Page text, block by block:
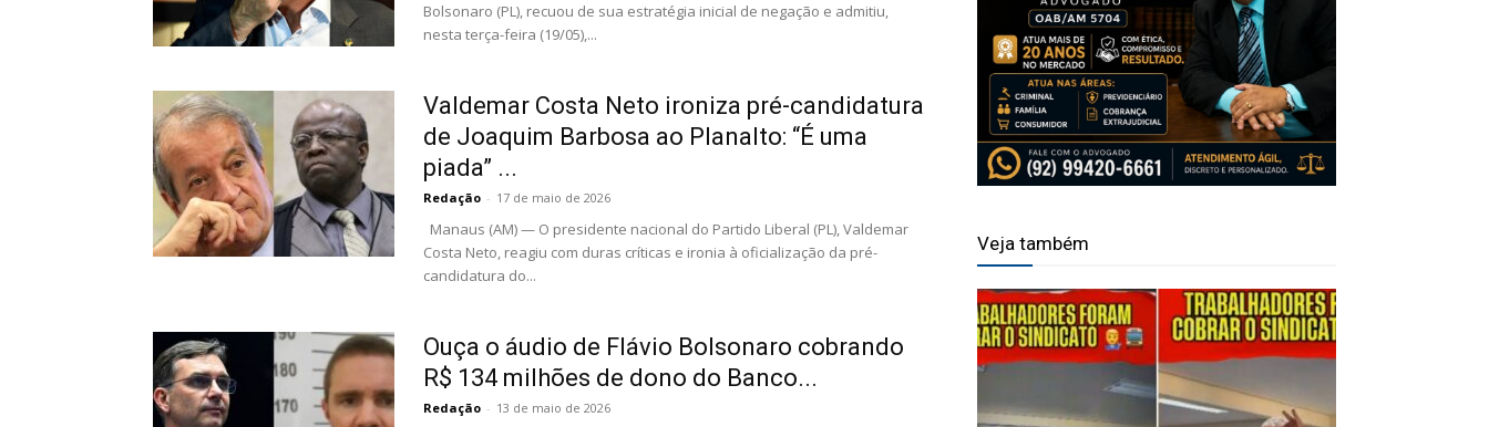
Bolsonaro (PL), recuou de sua estratégia inicial de negação e admitiu,
nesta terça-feira (19/05),...
Valdemar Costa Neto ironiza pré-candidatura
de Joaquim Barbosa ao Planalto: “É uma
piada” ...
Redação - 17 de maio de 2026
Manaus (AM) — O presidente nacional do Partido Liberal (PL), Valdemar
Costa Neto, reagiu com duras críticas e ironia à oficialização da pré-
candidatura do...
Ouça o áudio de Flávio Bolsonaro cobrando
R$ 134 milhões de dono do Banco...
Redação - 13 de maio de 2026
Veja também